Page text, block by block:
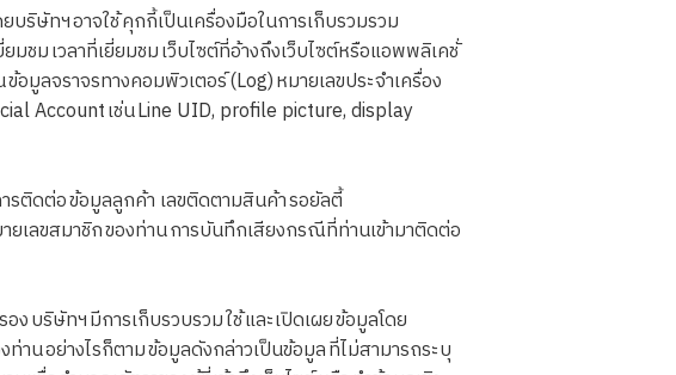
ษัทฯ อาจใช้ คุกกี้เป็นเครื่องมือในการเก็บรวมรวม
มชม เวลาที่เยี่ยมชม เว็บไซต์ที่อ้างถึงเว็บไซต์หรือแอพพลิเคชั่
ลจราจรทางคอมพิวเตอร์ (Log) หมายเลขประจำเครื่อง
Account เช่น Line UID, profile picture, display
ติดต่อ ข้อมูลลูกค้า เลขติดตามสินค้า รอยัลตี้
เลขสมาชิก ของท่าน การบันทึกเสียงกรณีที่ท่านเข้ามาติดต่อ
บริษัทฯ มีการเก็บรวบรวม ใช้ และเปิดเผย ข้อมูลโดย
าน อย่างไรก็ตาม ข้อมูลดังกล่าวเป็นข้อมูล ที่ไม่สามารถระบุ